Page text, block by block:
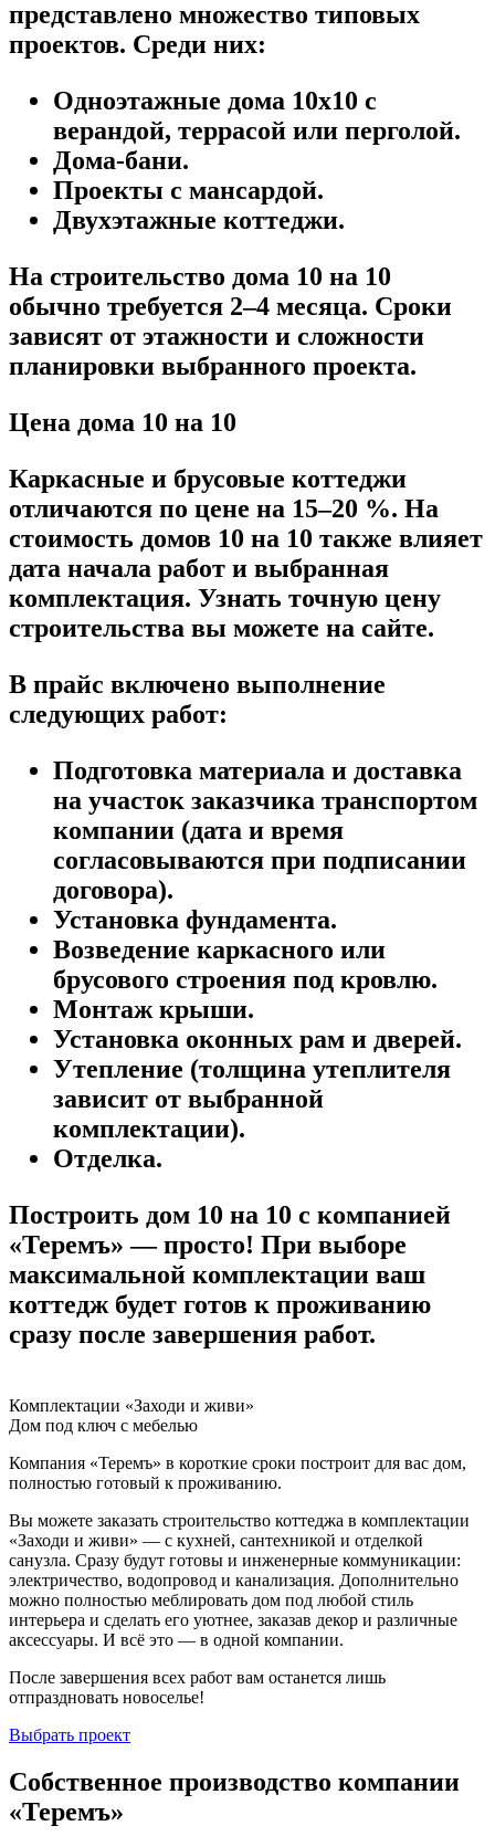
представлено множество типовых
проектов. Среди них:
Одноэтажные дома 10х10 с
верандой, террасой или перголой.
Дома-бани.
Проекты с мансардой.
Двухэтажные коттеджи.
На строительство дома 10 на 10
обычно требуется 2–4 месяца. Сроки
зависят от этажности и сложности
планировки выбранного проекта.
Цена дома 10 на 10
Каркасные и брусовые коттеджи
отличаются по цене на 15–20 %. На
стоимость домов 10 на 10 также влияет
дата начала работ и выбранная
комплектация. Узнать точную цену
строительства вы можете на сайте.
В прайс включено выполнение
следующих работ:
Подготовка материала и доставка
на участок заказчика транспортом
компании (дата и время
согласовываются при подписании
договора).
Установка фундамента.
Возведение каркасного или
брусового строения под кровлю.
Монтаж крыши.
Установка оконных рам и дверей.
Утепление (толщина утеплителя
зависит от выбранной
комплектации).
Отделка.
Построить дом 10 на 10 с компанией
«Теремъ» — просто! При выборе
максимальной комплектации ваш
коттедж будет готов к проживанию
сразу после завершения работ.
Комплектации «Заходи и живи»
Дом под ключ с мебелью
Компания «Теремъ» в короткие сроки построит для вас дом,
полностью готовый к проживанию.
Вы можете заказать строительство коттеджа в комплектации
«Заходи и живи» — с кухней, сантехникой и отделкой
санузла. Сразу будут готовы и инженерные коммуникации:
электричество, водопровод и канализация. Дополнительно
можно полностью меблировать дом под любой стиль
интерьера и сделать его уютнее, заказав декор и различные
аксессуары. И всё это — в одной компании.
После завершения всех работ вам останется лишь
отпраздновать новоселье!
Выбрать проект
Собственное производство компании
«Теремъ»